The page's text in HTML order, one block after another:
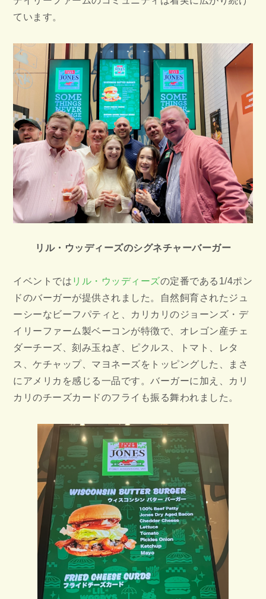
ています。
リル・ウッディーズのシグネチャーバーガー
イベントでは リル・ウッディーズの定番である1/4ポン
ドのバーガーが提供されました。自然飼育されたジュ
ーシーなビーフパティと、カリカリのジョーンズ・デ
イリーファーム製ベーコンが特徴で、オレゴン産チェ
ダーチーズ、刻み玉ねぎ、ピクルス、トマト、レタ
ス、ケチャップ、マヨネーズをトッピングした、まさ
にアメリカを感じる一品です。バーガーに加え、カリ
カリのチーズカードのフライも振る舞われました。